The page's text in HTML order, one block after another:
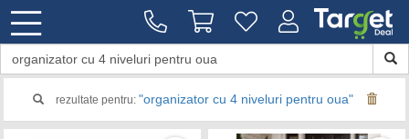
rezultate pentru: "organizator cu 4 niveluri pentru oua"